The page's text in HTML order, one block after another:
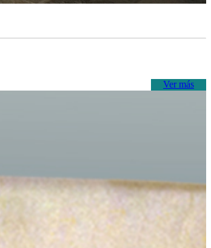
Ver más